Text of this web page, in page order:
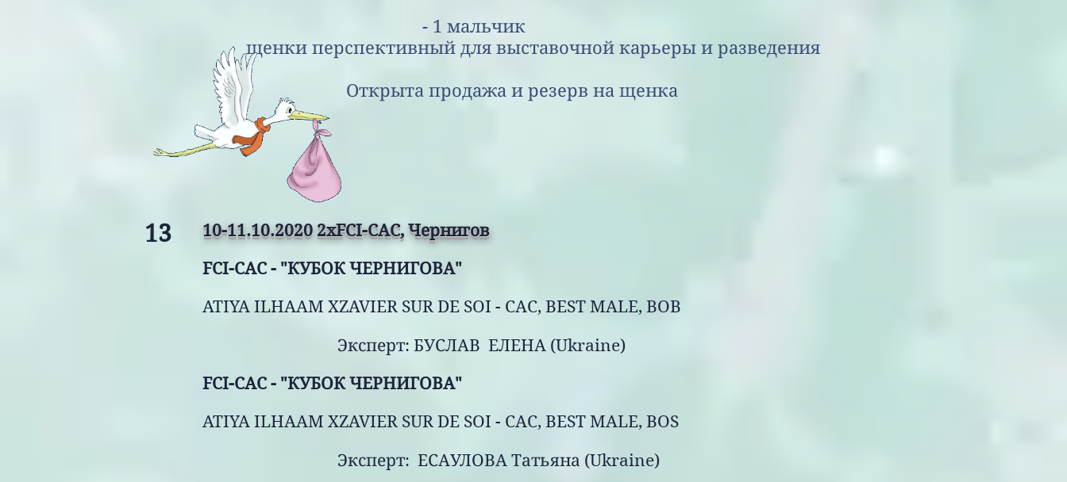
- 1 мальчик
щенки перспективный для выставочной карьеры и разведения
Открыта продажа и резерв на щенка
13
10-11.10.2020 2xFCI-CAC, Чернигов
FCI-CAC - "КУБОК ЧЕРНИГОВА"
ATIYA ILHAAM XZAVIER SUR DE SOI - CAC, BEST MALE, BOB
​ Эксперт: БУСЛАВ ЕЛЕНА (Ukraine)
FCI-CAC - "КУБОК ЧЕРНИГОВА"
ATIYA ILHAAM XZAVIER SUR DE SOI - CAC, BEST MALE, BOS
Эксперт: ЕСАУЛОВА Татьяна (Ukraine)